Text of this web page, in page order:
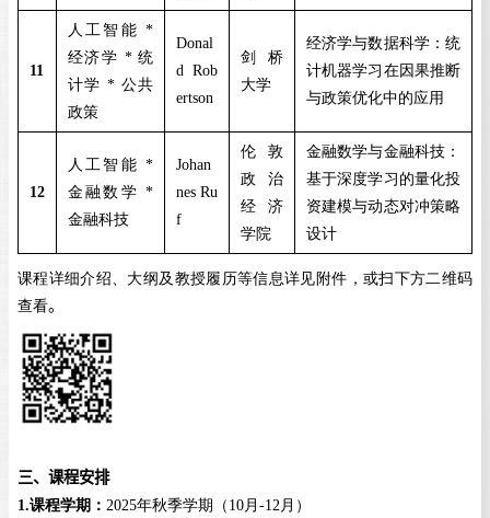
11
人工智能 *
经济学 *统
计学* 公共
政策
Donal
d Rob
ertson
剑桥
大学
经济学与数据科学：统
计机器学习在因果推断
与政策优化中的应用
12
人工智能 *
金融数学 *
金融科技
Johan
nes Ru
f
伦敦
政治
经济
学院
金融数学与金融科技：
基于深度学习的量化投
资建模与动态对冲策略
设计
课程详细介绍、大纲及教授履历等信息详见附件，或扫下方二维码
查看。
三、课程安排
1.课程学期： 2025年秋季学期（10月-12 月）